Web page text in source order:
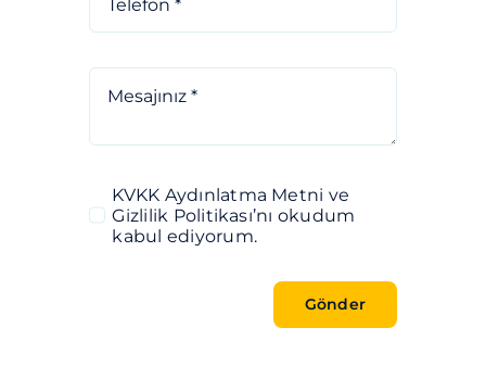
KVKK Aydınlatma Metni ve
Gizlilik Politikası’nı okudum
kabul ediyorum.
Gönder